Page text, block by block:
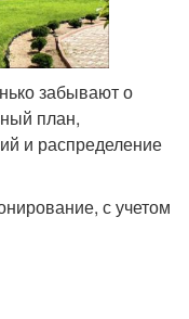
забывают о
план,
и распределение
с учетом